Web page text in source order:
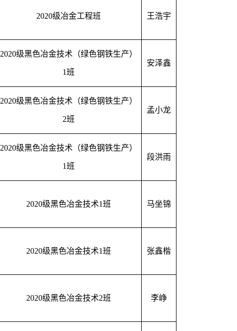
2020级冶金工程班 王浩宇
2020级黑色冶金技术（绿色钢铁生产）
1班
安泽鑫
2020级黑色冶金技术（绿色钢铁生产）
2班
孟小龙
2020级黑色冶金技术（绿色钢铁生产）
1班
段洪雨
2020级黑色冶金技术1班 马坐锦
2020级黑色冶金技术1班 张鑫楷
2020级黑色冶金技术2班 李峥